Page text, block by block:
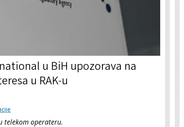
u BiH upozorava na
u RAK-u
telekom operateru.